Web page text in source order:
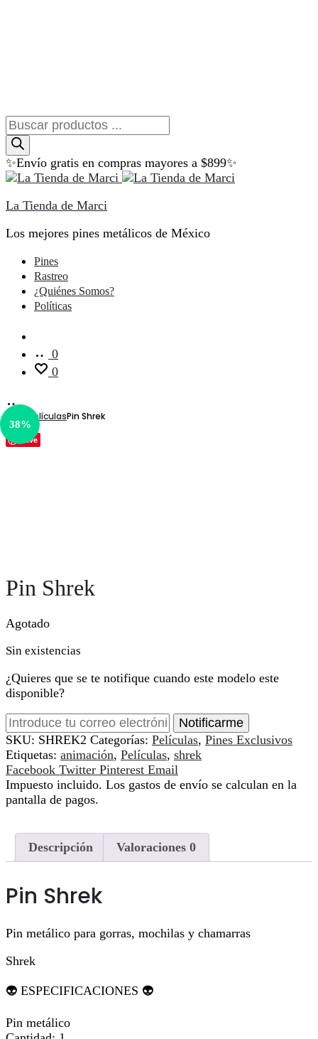
Búsqueda
de
productos
✨Envío gratis en compras mayores a $899✨
La Tienda de Marci
Los mejores pines metálicos de México
Pines
Rastreo
¿Quiénes Somos?
Políticas
0
0
PelículasPin Shrek
38%
Save
Pin Shrek
Agotado
Sin existencias
¿Quieres que se te notifique cuando este modelo este
disponible?
Notificarme
SKU: SHREK2 Categorías: Películas, Pines Exclusivos
Etiquetas: animación, Películas, shrek
Compartir
Facebook Twitter Pinterest Email
Impuesto incluido. Los gastos de envío se calculan en la
pantalla de pagos.
Descripción Valoraciones 0
Pin Shrek
Pin metálico para gorras, mochilas y chamarras
Shrek
👽 ESPECIFICACIONES 👽
Pin metálico